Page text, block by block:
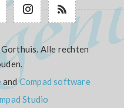
Alle rechten
andCompad software
Studio